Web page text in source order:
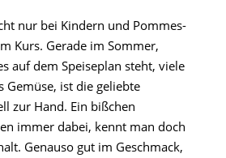
nur bei Kindern und Pommes-
Kurs. Gerade im Sommer,
auf dem Speiseplan steht, viele
Gemüse, ist die geliebte
zur Hand. Ein bißchen
immer dabei, kennt man doch
Genauso gut im Geschmack,